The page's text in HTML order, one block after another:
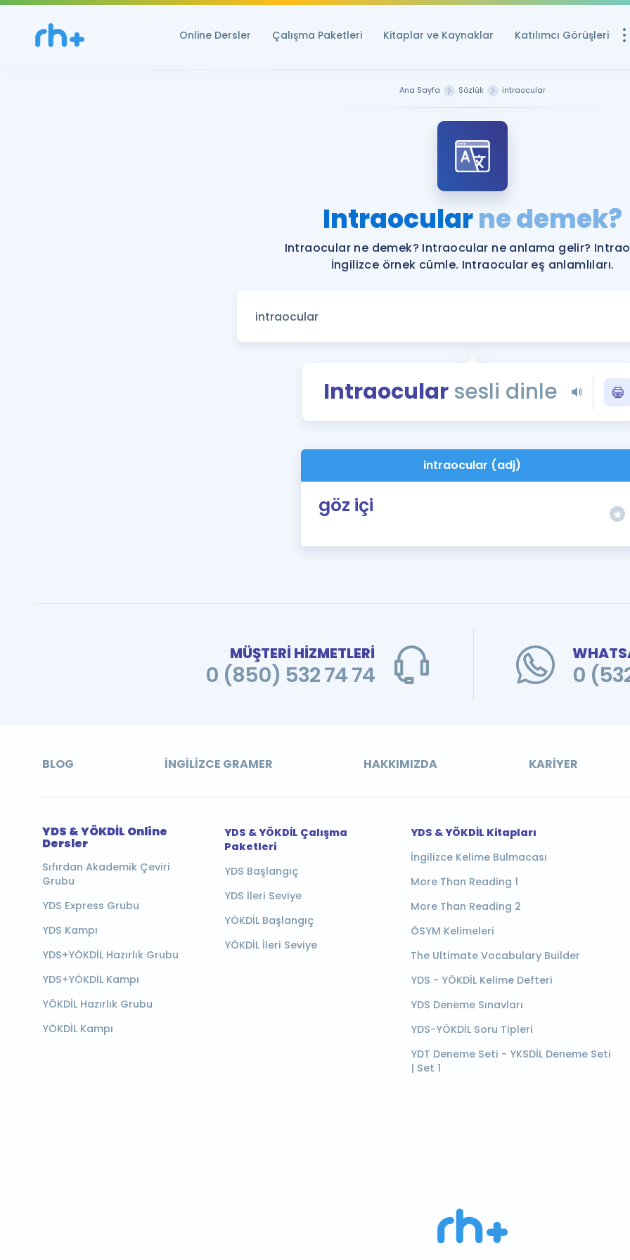
Online Dersler Çalışma Paketleri Kitaplar ve Kaynaklar Katılımcı Görüşleri
Ücretsiz
YDS ve YÖKDİL
YDS ve YÖKDİL'e
Tüm ÖSYM
YDS - YÖKDİL
İngilizce
Ana Sayfa Sözlük intraocular
Intraocularne demek?
Intraocular ne demek? Intraocular ne anlama gelir?
İngilizce örnek cümle. Intraocular eş anlamlıları.
Intraocularsesli dinle
intraocular (adj)
göz içi
MÜŞTERİ HİZMETLERİ
0 (850) 532 74 74 0
BLOG İNGILIZCE GRAMER HAKKIMIZDA KARIYER
YDS & YÖKDİL Online
Dersler
Sıfırdan Akademik Çeviri
Grubu
YDS Express Grubu
YDS Kampı
YDS+YÖKDİL Hazırlık Grubu
YDS+YÖKDİL Kampı
YÖKDİL Hazırlık Grubu
YÖKDİL Kampı
YDS & YÖKDİL Çalışma
Paketleri
YDS Başlangıç
YDS İleri Seviye
YÖKDİL Başlangıç
YÖKDİL İleri Seviye
YDS & YÖKDİL Kitapları
İngilizce Kelime Bulmacası
More Than Reading 1
More Than Reading 2
ÖSYM Kelimeleri
The Ultimate Vocabulary Builder
YDS - YÖKDİL Kelime Defteri
YDS Deneme Sınavları
YDS-YÖKDİL Soru Tipleri
YDT Deneme Seti - YKSDİL Deneme Seti
| Set 1